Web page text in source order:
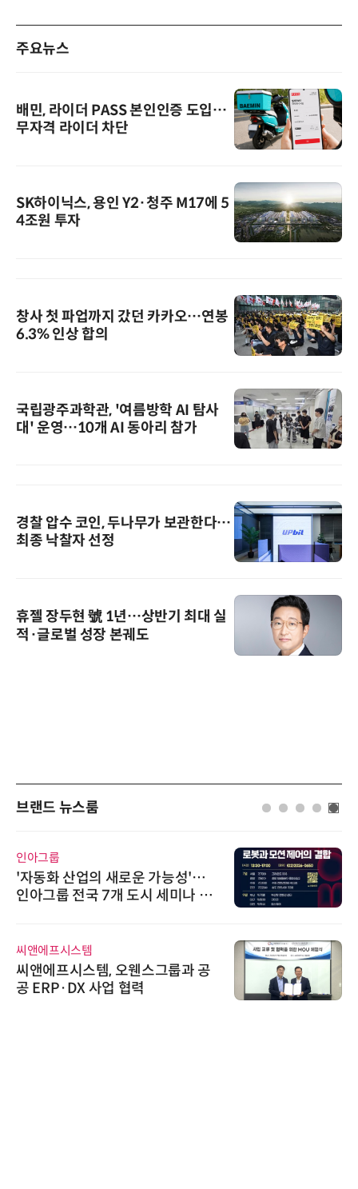
주요뉴스
배민, 라이더 PASS 본인인증 도입…
무자격 라이더 차단
SK하이닉스, 용인 Y2·청주 M17에 5
4조원 투자
창사 첫 파업까지 갔던 카카오…연봉
6.3% 인상 합의
국립광주과학관, '여름방학 AI 탐사
대' 운영…10개 AI 동아리 참가
경찰 압수 코인, 두나무가 보관한다…
최종 낙찰자 선정
휴젤 장두현 號 1년…상반기 최대 실
적·글로벌 성장 본궤도
브랜드 뉴스룸
인아그룹
'자동화 산업의 새로운 가능성'…
인아그룹 전국 7개 도시 세미나 페
씨앤에프시스템
씨앤에프시스템, 오웬스그룹과 공
공 ERP·DX 사업 협력